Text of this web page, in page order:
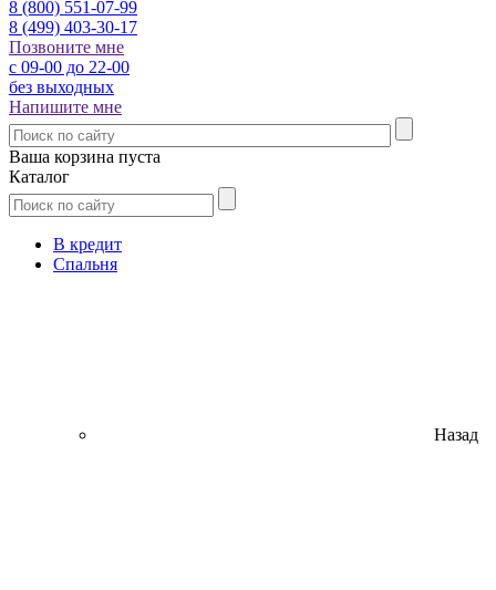
8 (800) 551-07-99
8 (499) 403-30-17
Позвоните мне
с 09-00 до 22-00
без выходных
Напишите мне
Ваша корзина пуста
Каталог
В кредит
Спальня
Назад